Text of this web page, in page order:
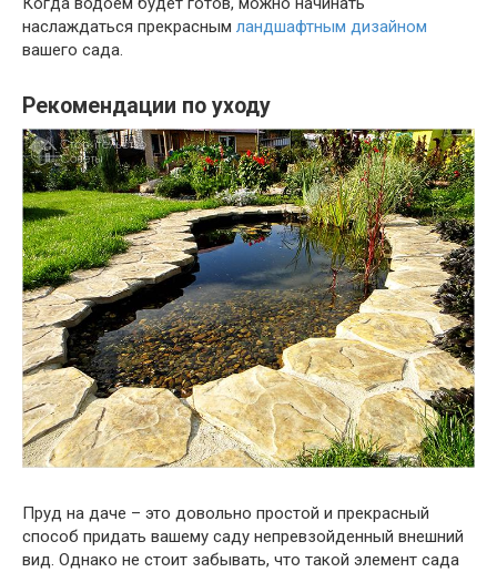
наслаждаться прекрасным ландшафтным дизайном
вашего сада.
Рекомендации по уходу
Пруд на даче – это довольно простой и прекрасный
способ придать вашему саду непревзойденный внешний
вид. Однако не стоит забывать, что такой элемент сада